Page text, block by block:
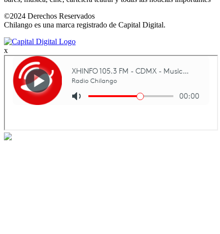
©2024 Derechos Reservados
Chilango es una marca registrado de Capital Digital.
x